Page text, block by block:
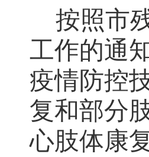
按照市
工作的通
疫情防控
复和部分
心肢体康